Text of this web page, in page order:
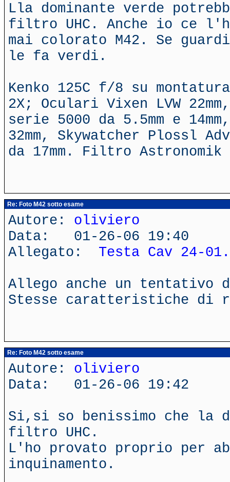
Lla dominante verde
filtro UHC. Anche io ce
mai colorato M42. Se
le fa verdi.
Kenko 125C f/8 su
2X; Oculari Vixen LVW
serie 5000 da 5.5mm e
32mm, Skywatcher Plossl
da 17mm. Filtro Astronomik
Re: Foto M42 sotto esame
Autore: oliviero
Data: 01-26-06 19:40
Allegato: Testa Cav 24-
Allego anche un
Stesse caratteristiche di
Re: Foto M42 sotto esame
Autore: oliviero
Data: 01-26-06 19:42
Si,si so benissimo che la
filtro UHC.
L'ho provato proprio per
inquinamento.